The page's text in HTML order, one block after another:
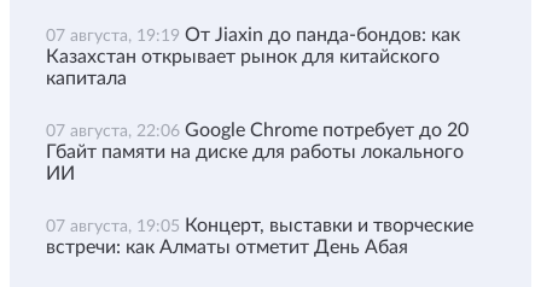
07 августа, 19:19 От Jiaxin до панда-бондов: как
Казахстан открывает рынок для китайского
капитала
07 августа, 22:06 Google Chrome потребует до 20
Гбайт памяти на диске для работы локального
ИИ
07 августа, 19:05 Концерт, выставки и творческие
встречи: как Алматы отметит День Абая